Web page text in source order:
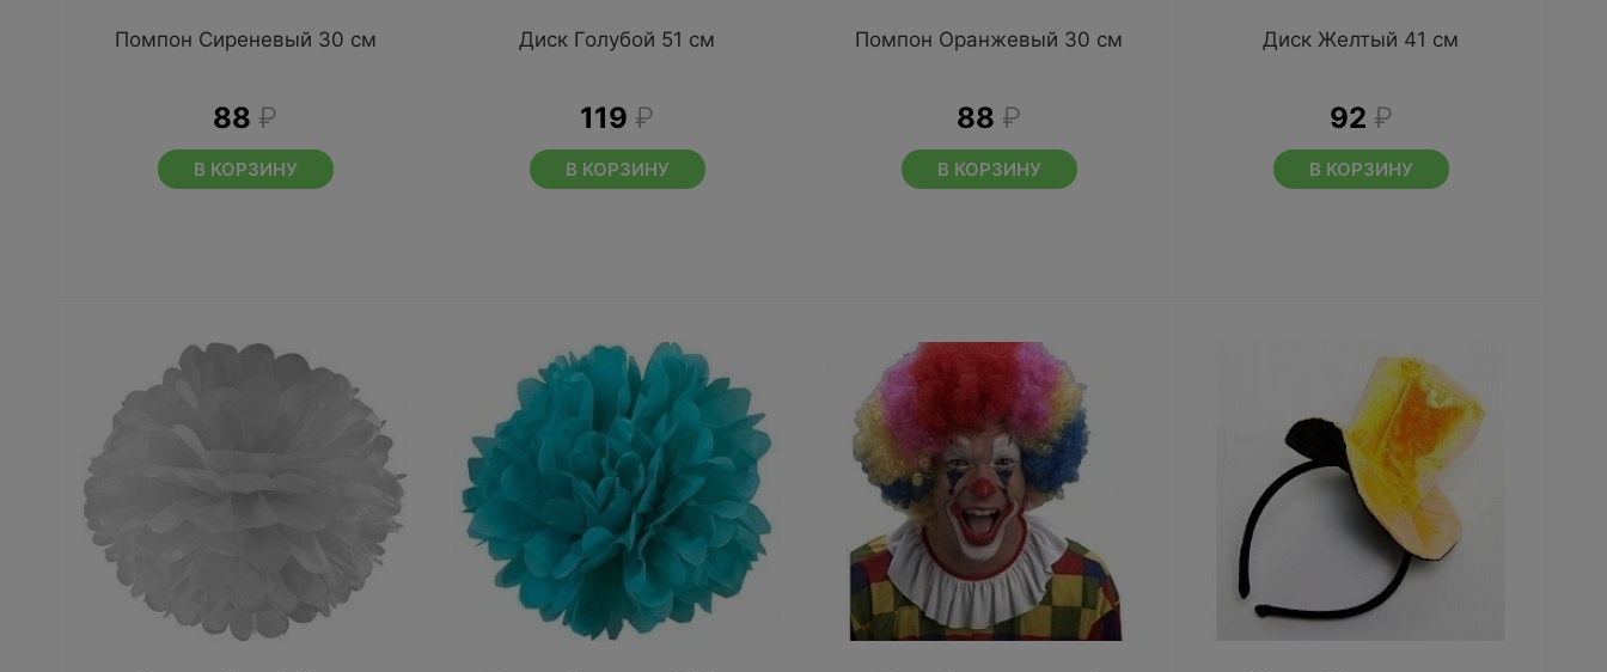
Помпон Сиреневый 30 см
88 ₽
В КОРЗИНУ
Диск Голубой 51 см
119 ₽
В КОРЗИНУ
Помпон Оранжевый 30 см
88 ₽
В КОРЗИНУ
Диск Желтый 41 см
92 ₽
В КОРЗИНУ